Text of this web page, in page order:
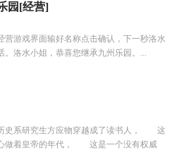
园[经营]
营游戏界面输好名称点击确认，下一秒洛水
。洛水小姐，恭喜您继承九州乐园。...
史系研究生方应物穿越成了读书人， 这
做着皇帝的年代， 这是一个没有权威